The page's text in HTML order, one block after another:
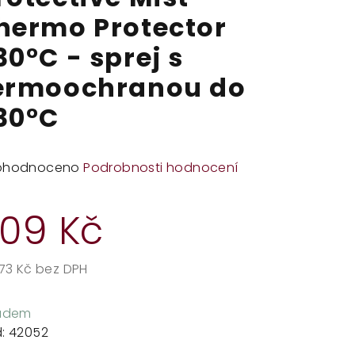
Protector
- sprej s
do
Podrobnosti hodnocení
Kč
Kč bez DPH
42052